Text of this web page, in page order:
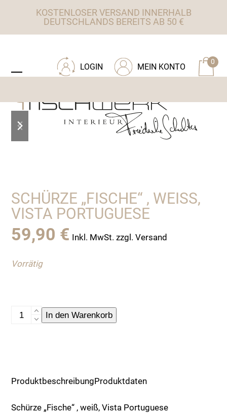
KOSTENLOSER VERSAND INNERHALB
DEUTSCHLANDS BEREITS AB 50 €
0
MEIN KONTO
LOGIN
mobile
mobile
slide
slide
SCHÜRZE „FISCHE“ , WEISS, V
ISTA PORTUGUESE
59,90 € Inkl. MwSt. zzgl. Versand
Vorrätig
Schürze
Portuguese
In den Warenkorb
ProduktbeschreibungProduktdaten
Schürze „Fische“ , weiß, Vista Portuguese